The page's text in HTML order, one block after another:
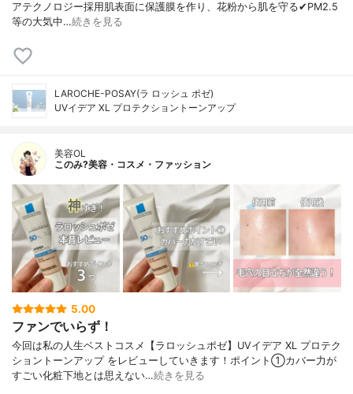
アテクノロジー採用肌表面に保護膜を作り、花粉から肌を守る✔︎PM2.5
等の大気中…続きを見る
LAROCHE-POSAY(ラ ロッシュ ポゼ)
UVイデア XL プロテクショントーンアップ
美容OL
このみ?美容・コスメ・ファッション
5.00
ファンでいらず！
今回は私の人生ベストコスメ【ラロッシュポゼ】UVイデア XL プロテク
ショントーンアップ をレビューしていきます！ポイント①カバー力が
すごい化粧下地とは思えない…続きを見る